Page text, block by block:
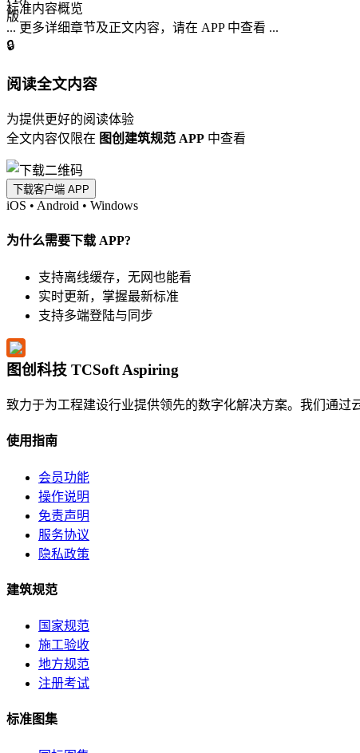
标准内容概览
... 更多详细章节及正文内容，请在 APP 中查看 ...
🔒
阅读全文内容
为提供更好的阅读体验
全文内容仅限在 图创建筑规范 APP 中查看
下载客户端 APP
iOS • Android • Windows
为什么需要下载 APP?
支持离线缓存，无网也能看
实时更新，掌握最新标准
支持多端登陆与同步
图创科技 TCSoft Aspiring
致力于为工程建设行业提供领先的数字化解决方案。我们通过
使用指南
会员功能
操作说明
免责声明
服务协议
隐私政策
建筑规范
国家规范
施工验收
地方规范
注册考试
标准图集